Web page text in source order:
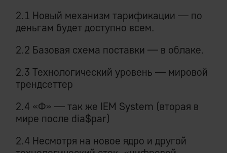
2.1 Новый механизм тарификации — по
деньгам будет доступно всем.
2.2 Базовая схема поставки — в облаке.
2.3 Технологический уровень — мировой
трендсеттер
2.4 «Ф» — так же IEM System (вторая в
мире после dia$par)
2.4 Несмотря на новое ядро и другой